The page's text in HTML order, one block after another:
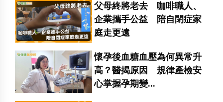
父母終將老去 咖啡職人、
企業攜手公益 陪自閉症家
庭走更遠
懷孕後血糖血壓為何異常升
高？醫揭原因 規律產檢安
心掌握孕期變...